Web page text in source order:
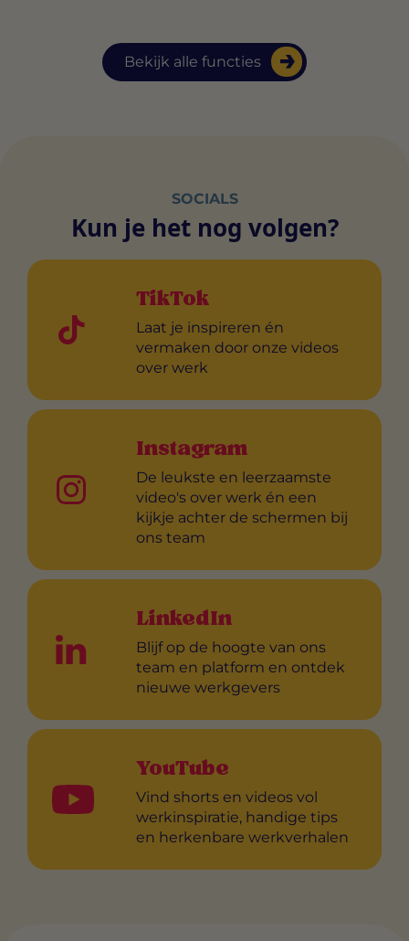
Bekijk alle functies
SOCIALS
Kun je het nog volgen?
TikTok
Laat je inspireren én
vermaken door onze videos
over werk
Instagram
De leukste en leerzaamste
video's over werk én een
kijkje achter de schermen bij
ons team
LinkedIn
Blijf op de hoogte van ons
team en platform en ontdek
nieuwe werkgevers
YouTube
Vind shorts en videos vol
werkinspiratie, handige tips
en herkenbare werkverhalen